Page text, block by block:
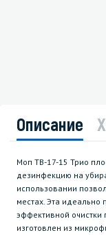
Описание
Моп ТВ-17-15 Трио
дезинфекцию на
использовании
местах. Эта
эффективной очистки
изготовлен из